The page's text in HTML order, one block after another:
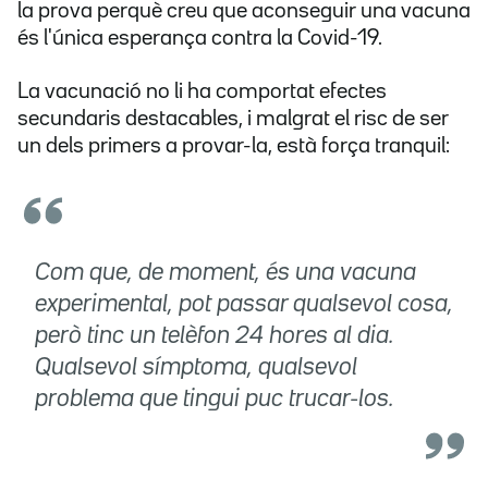
la prova perquè creu que aconseguir una vacuna
és l'única esperança contra la Covid-19.
La vacunació no li ha comportat efectes
secundaris destacables, i malgrat el risc de ser
un dels primers a provar-la, està força tranquil:
Com que, de moment, és una vacuna
experimental, pot passar qualsevol cosa,
però tinc un telèfon 24 hores al dia.
Qualsevol símptoma, qualsevol
problema que tingui puc trucar-los.